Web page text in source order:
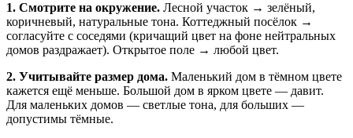
1. Смотрите на окружение. Лесной участок → зелёный,
коричневый, натуральные тона. Коттеджный посёлок →
согласуйте с соседями (кричащий цвет на фоне нейтральных
домов раздражает). Открытое поле → любой цвет.
2. Учитывайте размер дома. Маленький дом в тёмном цвете
кажется ещё меньше. Большой дом в ярком цвете — давит.
Для маленьких домов — светлые тона, для больших —
допустимы тёмные.